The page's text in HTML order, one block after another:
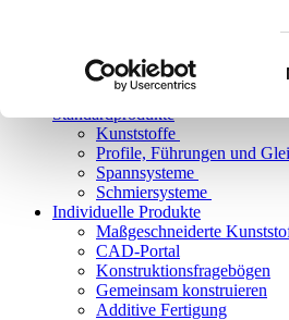
Standardprodukte
Kunststoffe
Profile, Führungen und
Spannsysteme
Schmiersysteme
Individuelle Produkte
Maßgeschneiderte
CAD-Portal
Konstruktionsfragebögen
Gemeinsam konstruieren
Additive Fertigung